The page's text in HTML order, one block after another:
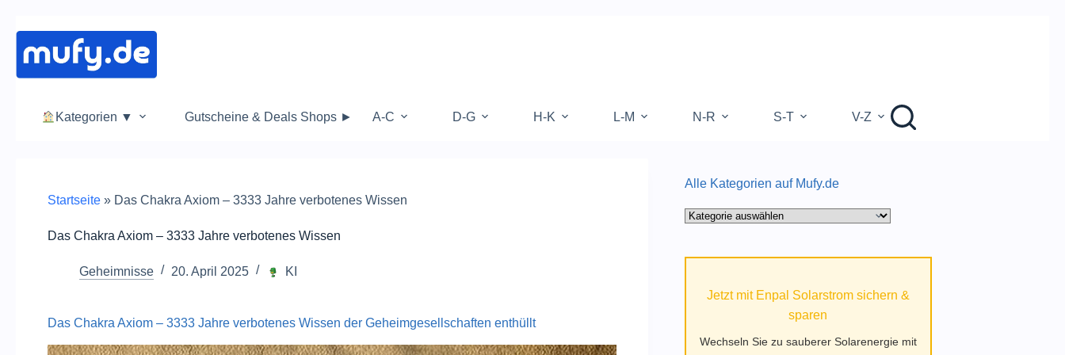
Inhalt
springen
Kategorien ▼ Gutscheine & Deals Shops ► A-C D-G H-K L-M N-R S-T V-Z
Startseite » Das Chakra Axiom – 3333 Jahre verbotenes Wissen
Das Chakra Axiom – 3333 Jahre verbotenes Wissen
Geheimnisse 20. April 2025 KI
Das Chakra Axiom – 3333 Jahre verbotenes Wissen der Geheimgesellschaften enthüllt
Alle Kategorien auf Mufy.de
Alle
Jetzt mit Enpal Solarstrom sichern &
sparen
Wechseln Sie zu sauberer Solarenergie mit